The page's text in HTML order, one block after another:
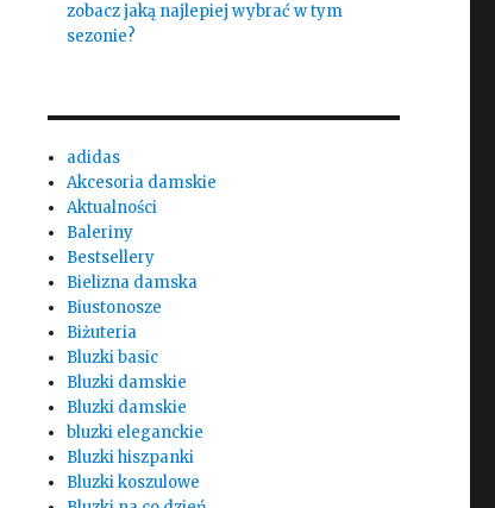
zobacz jaką najlepiej wybrać w tym
sezonie?
adidas
Akcesoria damskie
Aktualności
Baleriny
Bestsellery
Bielizna damska
Biustonosze
Biżuteria
Bluzki basic
Bluzki damskie
Bluzki damskie
bluzki eleganckie
Bluzki hiszpanki
Bluzki koszulowe